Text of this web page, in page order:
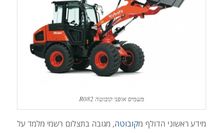
מעמיס אופני קובוטה R082
מידע ראשוני הדולף מקובוטה, מגובה בתצלום רשמי מלמד על